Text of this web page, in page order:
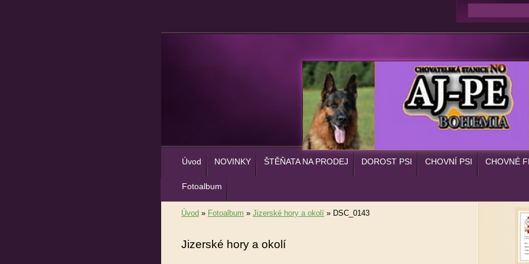
Úvod NOVINKY ŠTĚŇATA NA PRODEJ DOROST PSI CHOVNÍ PSI CHOVNÉ
Fotoalbum
Úvod » Fotoalbum » Jizerské hory a okolí » DSC_0143
Jizerské hory a okolí